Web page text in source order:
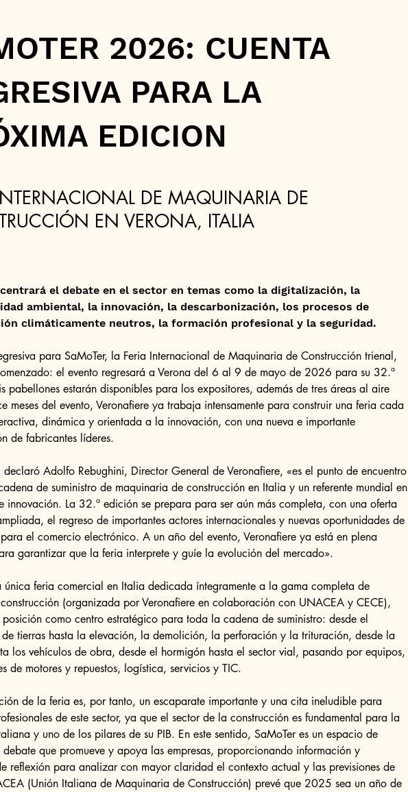
2026: CUENTA
PARA LA
EDICION
DE MAQUINARIA DE
EN VERONA, ITALIA
el debate en el sector en temas como la digitalización, la
ambiental, la innovación, la descarbonización, los procesos de
climáticamente neutros, la formación profesional y la seguridad.
para SaMoTer, la Feria Internacional de Maquinaria de Construcción trienal,
el evento regresará a Verona del 6 al 9 de mayo de 2026 para su 32.ª
pabellones estarán disponibles para los expositores, además de tres áreas al aire
meses del evento, Veronafiere ya trabaja intensamente para construir una feria cada
dinámica y orientada a la innovación, con una nueva e importante
de fabricantes líderes.
declaró Adolfo Rebughini, Director General de Veronafiere, «es el punto de encuentro
de suministro de maquinaria de construcción en Italia y un referente mundial en
innovación. La 32.ª edición se prepara para ser aún más completa, con una oferta
el regreso de importantes actores internacionales y nuevas oportunidades de
el comercio electrónico. A un año del evento, Veronafiere ya está en plena
garantizar que la feria interprete y guíe la evolución del mercado».
única feria comercial en Italia dedicada íntegramente a la gama completa de
(organizada por Veronafiere en colaboración con UNACEA y CECE),
como centro estratégico para toda la cadena de suministro: desde el
de tierras hasta la elevación, la demolición, la perforación y la trituración, desde la
los vehículos de obra, desde el hormigón hasta el sector vial, pasando por equipos,
de motores y repuestos, logística, servicios y TIC.
de la feria es, por tanto, un escaparate importante y una cita ineludible para
de este sector, ya que el sector de la construcción es fundamental para la
y uno de los pilares de su PIB. En este sentido, SaMoTer es un espacio de
debate que promueve y apoya las empresas, proporcionando información y
reflexión para analizar con mayor claridad el contexto actual y las previsiones de
(Unión Italiana de Maquinaria de Construcción) prevé que 2025 sea un año de